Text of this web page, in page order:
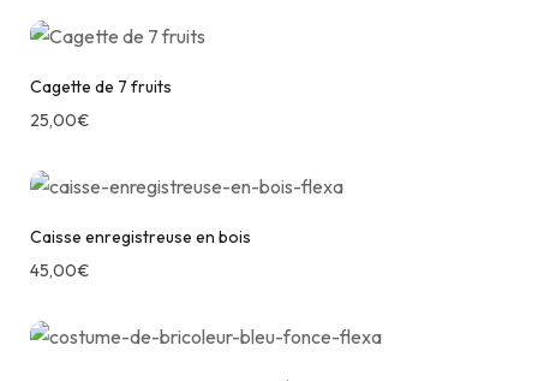
Cagette de 7 fruits
25,00€
Caisse enregistreuse en bois
45,00€